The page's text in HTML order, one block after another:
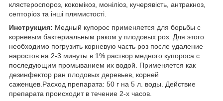
клястероспороз, кокомікоз, моніліоз, кучерявість, антракноз,
септоріоз та інші плямистості.
Инструкция: Медный купорос применяется для борьбы с
корневым бактериальным раком у плодовых роз. Для этого
необходимо погрузить корневую часть роз после удаление
наростов на 2-3 минуты в 1% раствор медного купороса с
последующим промыванием их водой. Применяется как
дезинфектор ран плодовых деревьев, корней
саженцев.Расход препарата: 50 г на 5 л. воды. Действие
препарата происходит в течение 2-х часов.